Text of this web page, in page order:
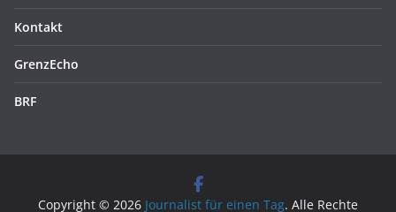
Kontakt
GrenzEcho
BRF
Copyright © 2026 Journalist für einen Tag. Alle Rechte